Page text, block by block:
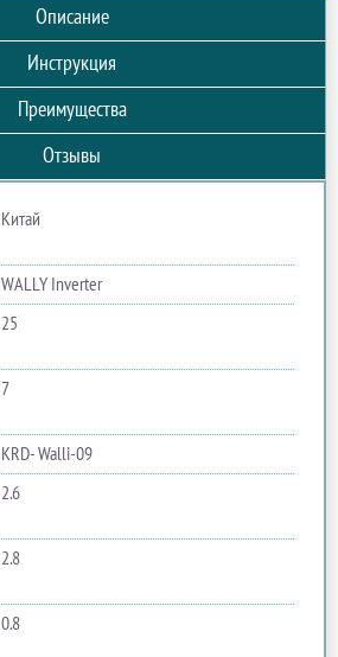
Описание
Инструкция
Преимущества
Отзывы
Китай
WALLY Inverter
25
7
KRD- Walli-09
2.6
2.8
0.8